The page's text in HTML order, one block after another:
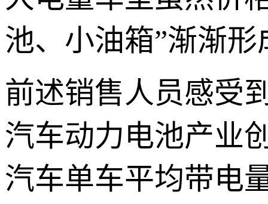
池、小油箱”渐渐形
前述销售人员感受
汽车动力电池产业
汽车单车平均带电